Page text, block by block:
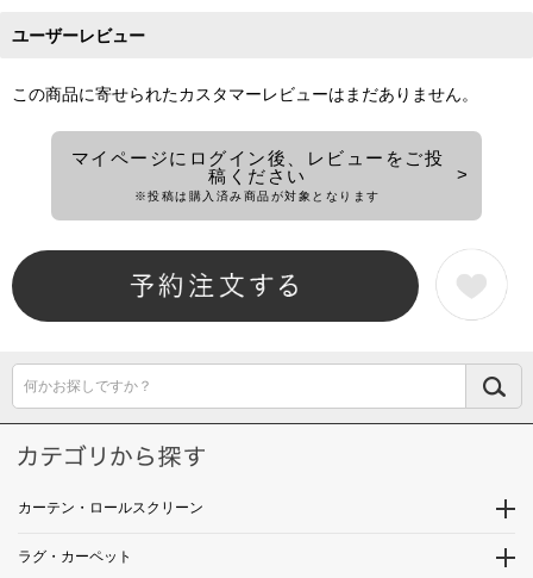
ユーザーレビュー
この商品に寄せられたカスタマーレビューはまだありません。
マイページにログイン後、レビューをご投
稿ください
※投稿は購入済み商品が対象となります
何かお探しですか？
カーテン・ロールスクリーン
ラグ・カーペット